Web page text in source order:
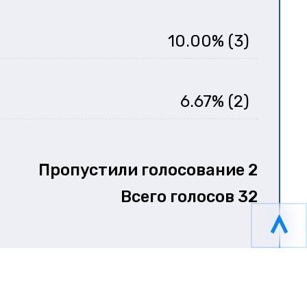
10.00% (3)
6.67% (2)
Пропустили голосование 2
Всего голосов 32